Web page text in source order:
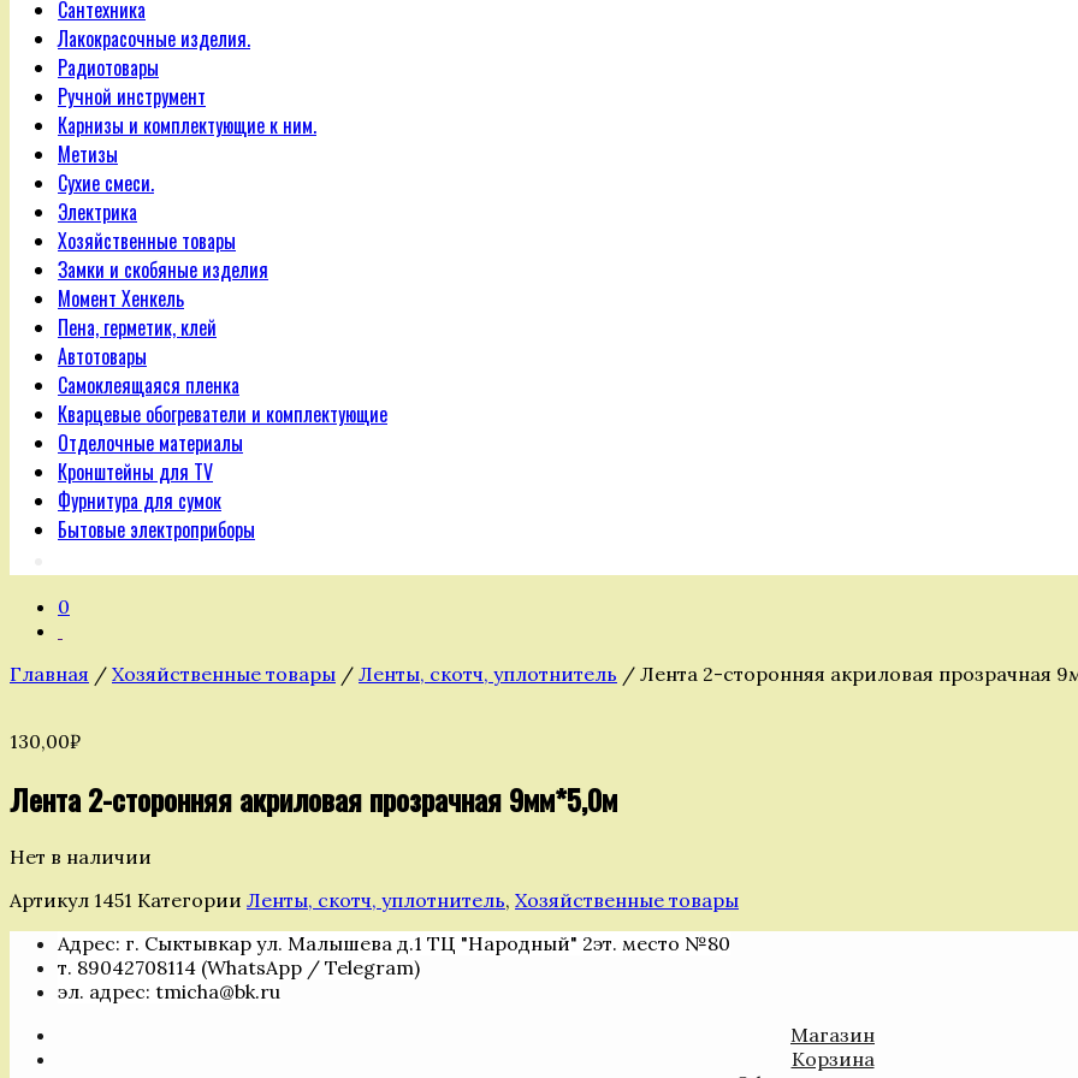
Сантехника
Лакокрасочные изделия.
Радиотовары
Ручной инструмент
Карнизы и комплектующие к ним.
Метизы
Сухие смеси.
Электрика
Хозяйственные товары
Замки и скобяные изделия
Момент Хенкель
Пена, герметик, клей
Автотовары
Самоклеящаяся пленка
Кварцевые обогреватели и комплектующие
Отделочные материалы
Кронштейны для TV
Фурнитура для сумок
Бытовые электроприборы
0
Главная / Хозяйственные товары / Ленты, скотч, уплотнитель / Лента 2-сторонняя акриловая прозрачная
130,00₽
Лента 2-сторонняя акриловая прозрачная 9мм*5,0м
Нет в наличии
Артикул 1451 Категории Ленты, скотч, уплотнитель, Хозяйственные товары
Адрес: г. Сыктывкар ул. Малышева д.1 ТЦ "Народный" 2эт. место №80
т. 89042708114 (WhatsApp / Telegram)
эл. адрес: tmicha@bk.ru
Магазин
Корзина